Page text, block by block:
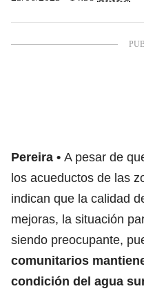
Pereira
A pesar de
los acueductos de las
indican que la calidad
mejoras, la situación
siendo preocupante,
comunitarios
condición del agua